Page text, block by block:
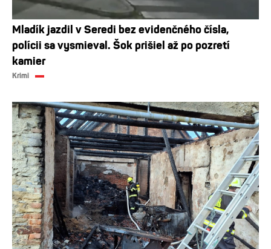
Mladík jazdil v Seredi bez evidenčného čísla,
polícii sa vysmieval. Šok prišiel až po pozretí
kamier
Krimi